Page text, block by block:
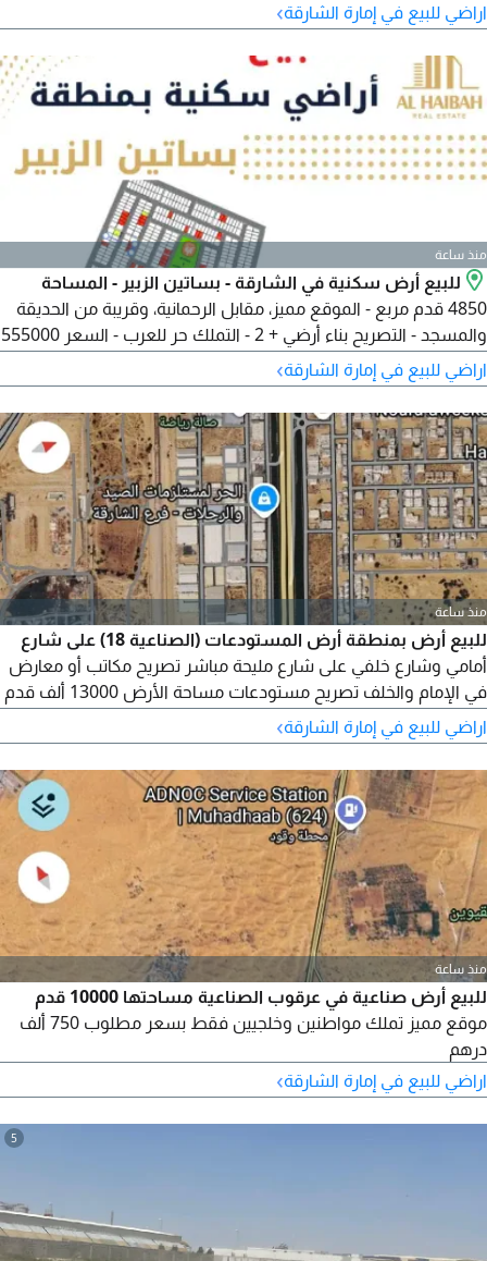
الكاش أو تكملة الاقساط. متبقي 6 دفعات على كل أرض، كل 4
شهور دفعة. جميع الخدمات متوفرة. البدء في أعمال البناء مباشرة
بعد التملك. يتوفر أيضا أراضي تجارية. نخدمكم على مدار
اراضي للبيع في إمارة الشارقة›
منذ ساعة
للبيع أرض سكنية في الشارقة - بساتين الزبير - المساحة
4850 قدم مربع - الموقع مميز، مقابل الرحمانية، وقريبة من الحديقة
والمسجد - التصريح بناء أرضي + 2 - التملك حر للعرب - السعر 555000
درهم. فرصة رائعة للاستثمار أو السكن. للتواصل والاستفسار
اراضي للبيع في إمارة الشارقة›
منذ ساعة
للبيع أرض بمنطقة أرض المستودعات (الصناعية 18) على شارع
أمامي وشارع خلفي على شارع مليحة مباشر تصريح مكاتب أو معارض
في الإمام والخلف تصريح مستودعات مساحة الأرض 13000 ألف قدم
مطلوب 6 مليون تملك دول مجلس تعاون
اراضي للبيع في إمارة الشارقة›
منذ ساعة
للبيع أرض صناعية في عرقوب الصناعية مساحتها 10000 قدم
موقع مميز تملك مواطنين وخلجيين فقط بسعر مطلوب 750 ألف
درهم
اراضي للبيع في إمارة الشارقة›
5